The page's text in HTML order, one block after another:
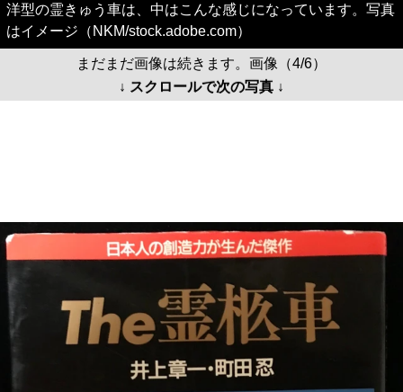
洋型の霊きゅう車は、中はこんな感じになっています。写真
はイメージ（NKM/stock.adobe.com）
まだまだ画像は続きます。画像（4/6）
↓ スクロールで次の写真 ↓